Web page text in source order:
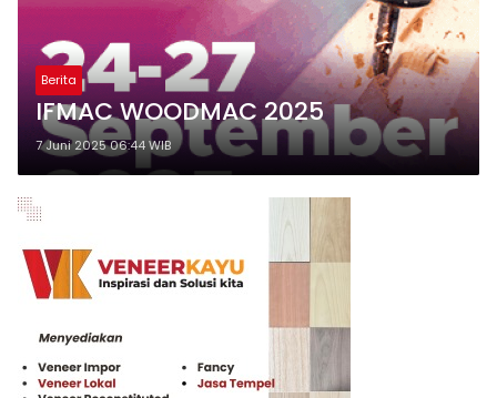
Berita
IFMAC WOODMAC 2025
7 Juni 2025 06:44 WIB